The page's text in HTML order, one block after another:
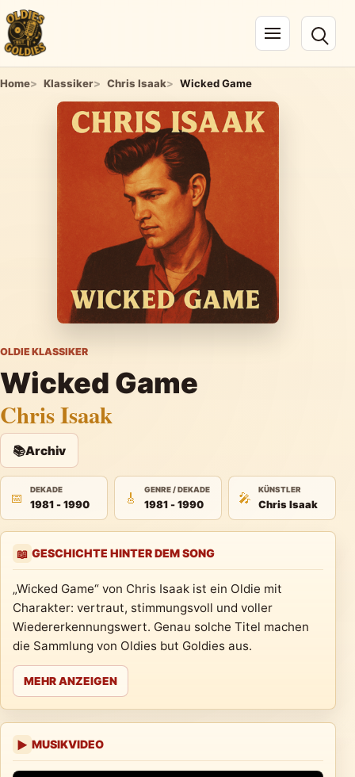
Navigation öffnen
Home Klassiker Chris Isaak Wicked Game
OLDIE KLASSIKER
Wicked Game
Chris Isaak
📚Archiv
📅
DEKADE
1981 - 1990 🎸
GENRE / DEKADE
1981 - 1990 🎤
KÜNSTLER
Chris Isaak
📖 GESCHICHTE HINTER DEM SONG
„Wicked Game“ von Chris Isaak ist ein Oldie mit
Charakter: vertraut, stimmungsvoll und voller
Wiedererkennungswert. Genau solche Titel machen
die Sammlung von Oldies but Goldies aus.
MEHR ANZEIGEN
▶ MUSIKVIDEO